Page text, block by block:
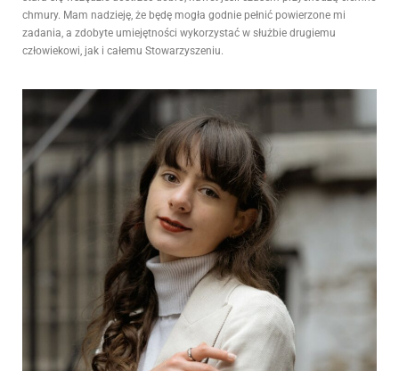
chmury. Mam nadzieję, że będę mogła godnie pełnić powierzone mi
zadania, a zdobyte umiejętności wykorzystać w służbie drugiemu
człowiekowi, jak i całemu Stowarzyszeniu.